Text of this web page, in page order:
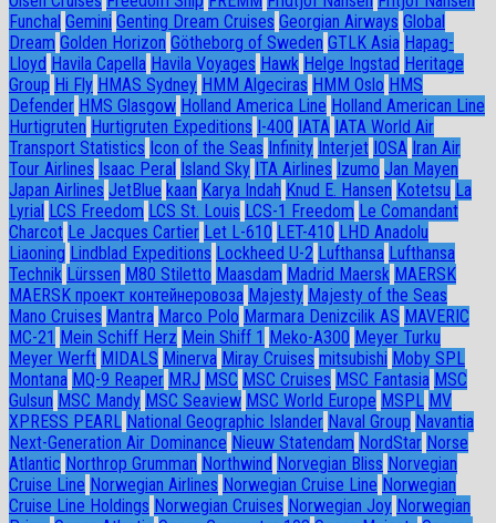
Funchal Gemini Genting Dream Cruises Georgian Airways Global
Dream Golden Horizon Götheborg of Sweden GTLK Asia Hapag-
Lloyd Havila Capella Havila Voyages Hawk Helge Ingstad Heritage
Group Hi Fly HMAS Sydney HMM Algeciras HMM Oslo HMS
Defender HMS Glasgow Holland America Line Holland American Line
Hurtigruten Hurtigruten Expeditions I-400 IATA IATA World Air
Transport Statistics Icon of the Seas Infinity Interjet IOSA Iran Air
Tour Airlines Isaac Peral Island Sky ITA Airlines Izumo Jan Mayen
Japan Airlines JetBlue kaan Karya Indah Knud E. Hansen Kotetsu La
Lyrial LCS Freedom LCS St. Louis LCS-1 Freedom Le Comandant
Charcot Le Jacques Cartier Let L-610 LET-410 LHD Anadolu
Liaoning Lindblad Expeditions Lockheed U-2 Lufthansa Lufthansa
Technik Lürssen M80 Stiletto Maasdam Madrid Maersk MAERSK
MAERSK проект контейнеровоза Majesty Majesty of the Seas
Mano Cruises Mantra Marco Polo Marmara Denizcilik AS MAVERIC
MC-21 Mein Schiff Herz Mein Shiff 1 Meko-A300 Meyer Turku
Meyer Werft MIDALS Minerva Miray Cruises mitsubishi Moby SPL
Montana MQ-9 Reaper MRJ MSC MSC Cruises MSC Fantasia MSC
Gulsun MSC Mandy MSC Seaview MSC World Europe MSPL MV
XPRESS PEARL National Geographic Islander Naval Group Navantia
Next-Generation Air Dominance Nieuw Statendam NordStar Norse
Atlantic Northrop Grumman Northwind Norvegian Bliss Norvegian
Cruise Line Norwegian Airlines Norwegian Cruise Line Norwegian
Cruise Line Holdings Norwegian Cruises Norwegian Joy Norwegian